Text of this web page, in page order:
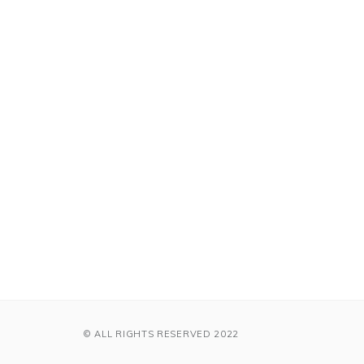
© ALL RIGHTS RESERVED 2022